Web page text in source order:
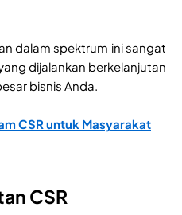
dalam spektrum ini sangat
dijalankan berkelanjutan
bisnis Anda.
CSR untuk Masyarakat
CSR